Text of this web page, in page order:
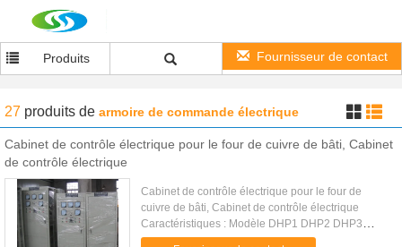
Produits Fournisseur de contact
27 produits de armoire de commande électrique
Cabinet de contrôle électrique pour le four de cuivre de bâti, Cabinet
de contrôle électrique
Cabinet de contrôle électrique pour le four de
cuivre de bâti, Cabinet de contrôle électrique
Caractéristiques : Modèle DHP1 DHP2 DHP3
DHP5 DHP10 Capacité 1T 2T 3T 5T 10T Examinez